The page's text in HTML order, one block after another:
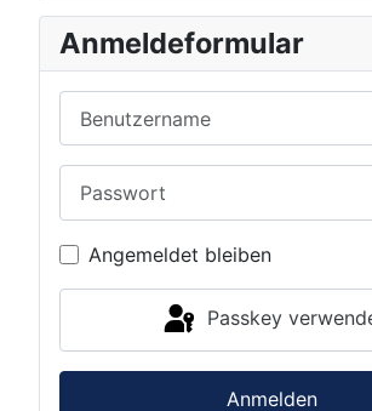
Anmeldeformular
Angemeldet bleiben
Passkey
Anmelden